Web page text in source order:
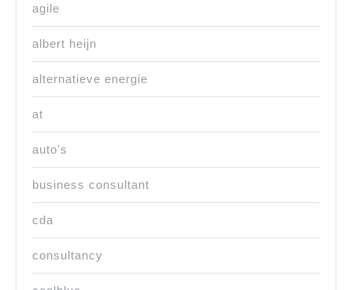
agile
albert heijn
alternatieve energie
at
auto's
business consultant
cda
consultancy